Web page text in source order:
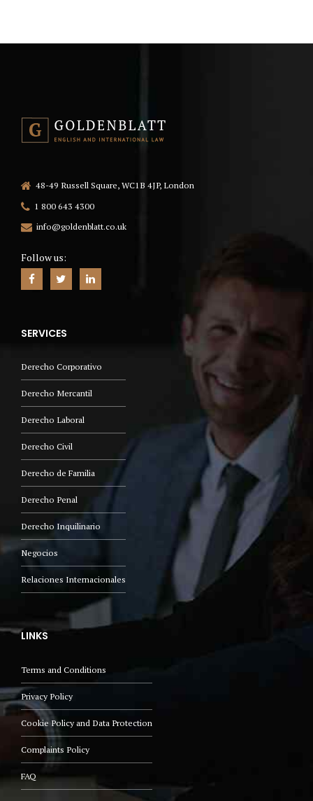
48-49 Russell Square, WC1B 4JP, London
1 800 643 4300
info@goldenblatt.co.uk
Follow us:
SERVICES
Derecho Corporativo
Derecho Mercantil
Derecho Laboral
Derecho Civil
Derecho de Familia
Derecho Penal
Derecho Inquilinario
Negocios
Relaciones Internacionales
LINKS
Terms and Conditions
Privacy Policy
Cookie Policy and Data Protection
Complaints Policy
FAQ